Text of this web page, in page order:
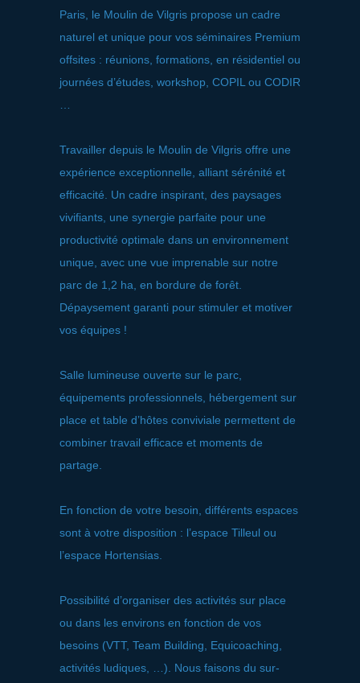
Paris, le Moulin de Vilgris propose un cadre
naturel et unique pour vos séminaires Premium
offsites : réunions, formations, en résidentiel ou
journées d’études, workshop, COPIL ou CODIR
Travailler depuis le Moulin de Vilgris offre une
expérience exceptionnelle, alliant sérénité et
efficacité. Un cadre inspirant, des paysages
vivifiants, une synergie parfaite pour une
productivité optimale dans un environnement
unique, avec une vue imprenable sur notre
parc de 1,2 ha, en bordure de forêt.
Dépaysement garanti pour stimuler et motiver
vos équipes !
Salle lumineuse ouverte sur le parc,
équipements professionnels, hébergement sur
place et table d’hôtes conviviale permettent de
combiner travail efficace et moments de
partage.
En fonction de votre besoin, différents espaces
sont à votre disposition : l’espace Tilleul ou
l’espace Hortensias.
Possibilité d’organiser des activités sur place
ou dans les environs en fonction de vos
besoins (VTT, Team Building, Equicoaching,
activités ludiques, …). Nous faisons du sur-